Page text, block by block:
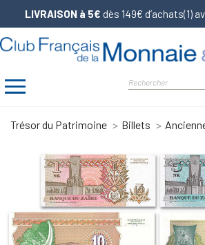
LIVRAISON à 5€ dès 149€ d’achats(1)
Trésor du Patrimoine Billets